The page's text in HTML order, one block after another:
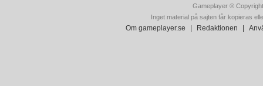
Gameplayer ®
Inget material på sajten får kopieras
Om gameplayer.se Redaktionen